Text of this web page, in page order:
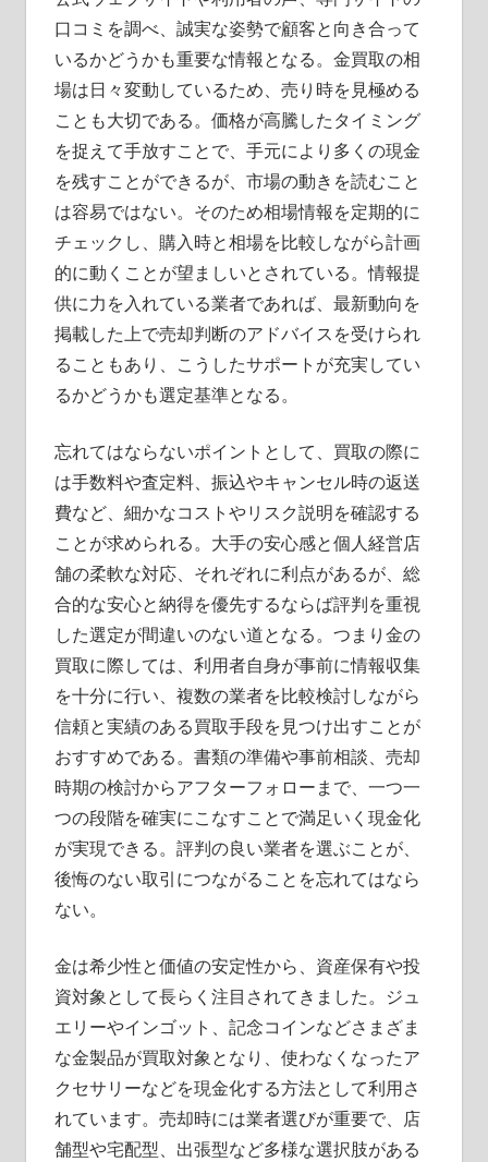
口コミを調べ、誠実な姿勢で顧客と向き合って
いるかどうかも重要な情報となる。金買取の相
場は日々変動しているため、売り時を見極める
ことも大切である。価格が高騰したタイミング
を捉えて手放すことで、手元により多くの現金
を残すことができるが、市場の動きを読むこと
は容易ではない。そのため相場情報を定期的に
チェックし、購入時と相場を比較しながら計画
的に動くことが望ましいとされている。情報提
供に力を入れている業者であれば、最新動向を
掲載した上で売却判断のアドバイスを受けられ
ることもあり、こうしたサポートが充実してい
るかどうかも選定基準となる。
忘れてはならないポイントとして、買取の際に
は手数料や査定料、振込やキャンセル時の返送
費など、細かなコストやリスク説明を確認する
ことが求められる。大手の安心感と個人経営店
舗の柔軟な対応、それぞれに利点があるが、総
合的な安心と納得を優先するならば評判を重視
した選定が間違いのない道となる。つまり金の
買取に際しては、利用者自身が事前に情報収集
を十分に行い、複数の業者を比較検討しながら
信頼と実績のある買取手段を見つけ出すことが
おすすめである。書類の準備や事前相談、売却
時期の検討からアフターフォローまで、一つ一
つの段階を確実にこなすことで満足いく現金化
が実現できる。評判の良い業者を選ぶことが、
後悔のない取引につながることを忘れてはなら
ない。
金は希少性と価値の安定性から、資産保有や投
資対象として長らく注目されてきました。ジュ
エリーやインゴット、記念コインなどさまざま
な金製品が買取対象となり、使わなくなったア
クセサリーなどを現金化する方法として利用さ
れています。売却時には業者選びが重要で、店
舗型や宅配型、出張型など多様な選択肢がある